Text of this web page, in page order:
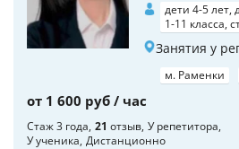
дети 4-5 лет,
1-11 класса,
Занятия у
м. Раменки
от 1 600 руб / час
Стаж 3 года 21 отзыв У репетитора
У ученика Дистанционно